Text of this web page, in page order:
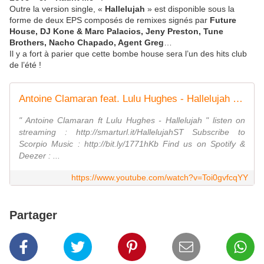
Outre la version single, « Hallelujah » est disponible sous la
forme de deux EPS composés de remixes signés par Future
House, DJ Kone & Marc Palacios, Jeny Preston, Tune
Brothers, Nacho Chapado, Agent Greg
Il y a fort à parier que cette bombe house sera l’un des hits club
de l’été !
Antoine Clamaran feat. Lulu Hughes - Hallelujah (Official Audio)
" Antoine Clamaran ft Lulu Hughes - Hallelujah " listen on
streaming : http://smarturl.it/HallelujahST Subscribe to
Scorpio Music : http://bit.ly/1771hKb Find us on Spotify &
Deezer : ...
https://www.youtube.com/watch?v=Toi0gvfcqYY
Partager